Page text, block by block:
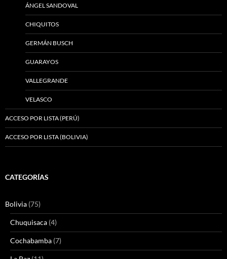
ÁNGEL SANDOVAL
CHIQUITOS
GERMÁN BUSCH
GUARAYOS
VALLEGRANDE
VELASCO
ACCESO POR LISTA (PERÚ)
ACCESO POR LISTA (BOLIVIA)
CATEGORÍAS
Bolivia (75)
Chuquisaca (4)
Cochabamba (7)